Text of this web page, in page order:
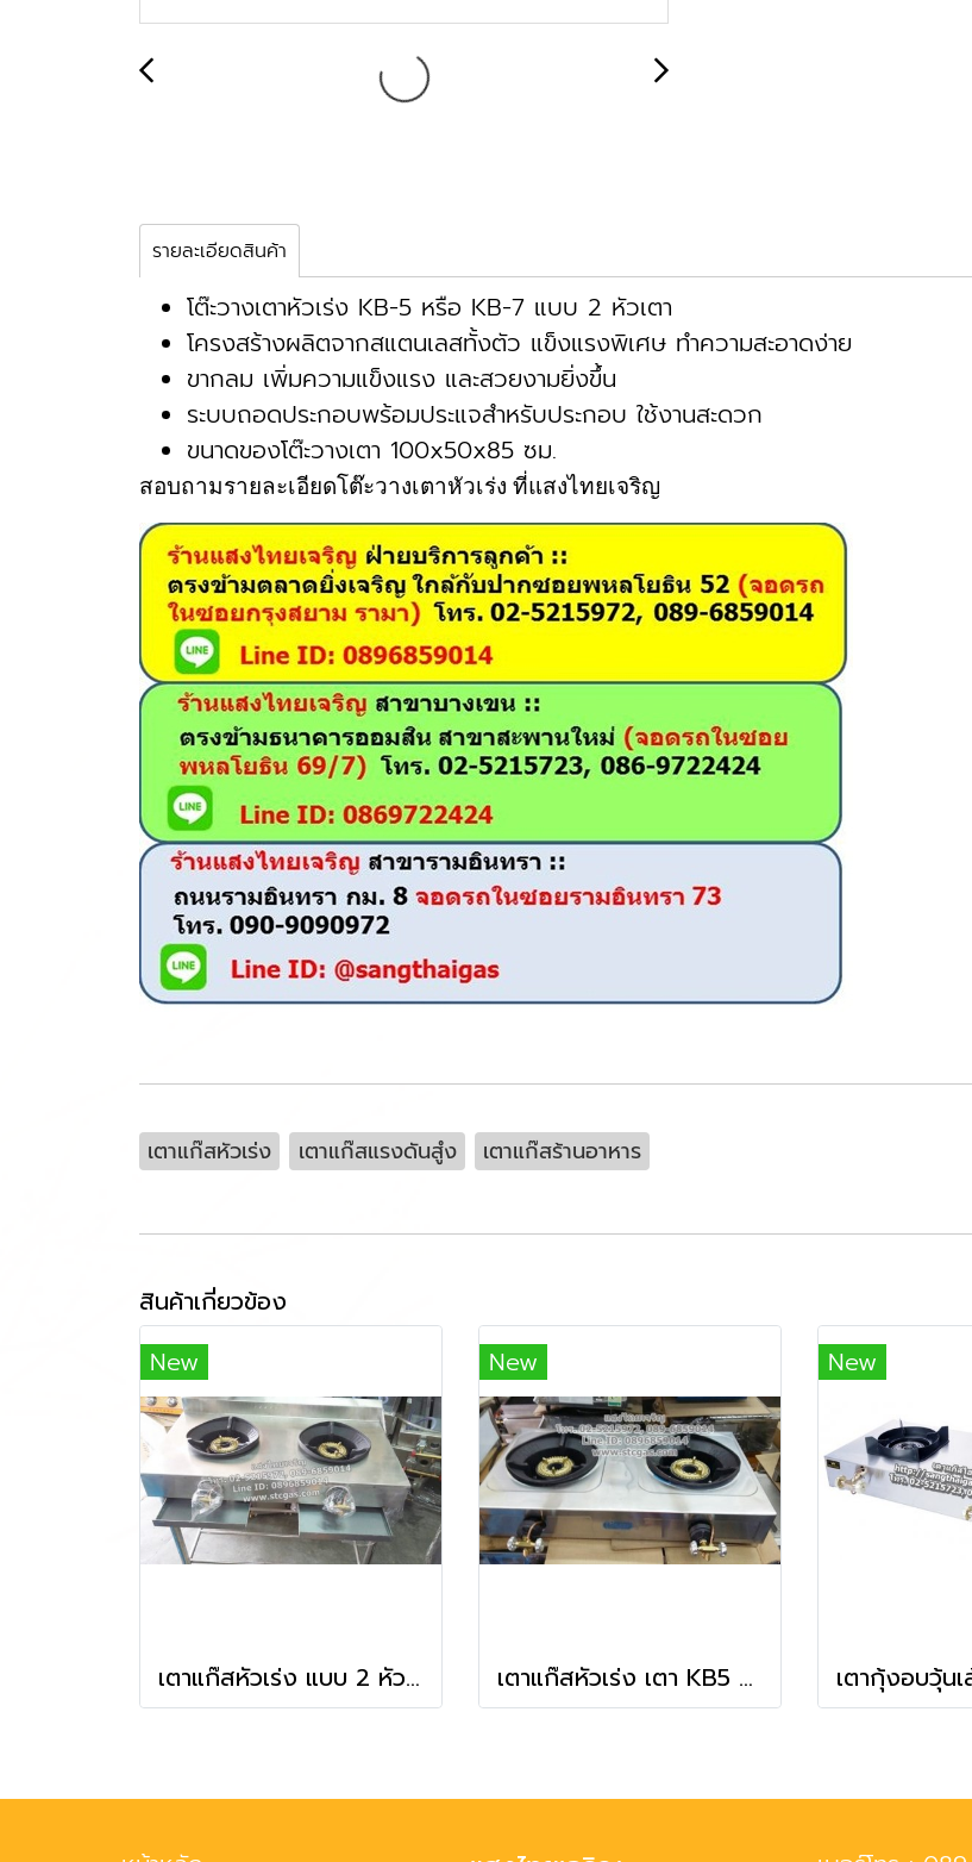
รายละเอียดสินค้า
โต๊ะวางเตาหัวเร่ง KB-5 หรือ KB-7 แบบ 2 หัวเตา
โครงสร้างผลิตจากสแตนเลสทั้งตัว แข็งแรงพิเศษ ทำความสะอาดง่าย
ขากลม เพิ่มความแข็งแรง และสวยงามยิ่งขึ้น
ระบบถอดประกอบพร้อมประแจสำหรับประกอบ ใช้งานสะดวก
ขนาดของโต๊ะวางเตา 100x50x85 ซม.
สอบถามรายละเอียดโต๊ะวางเตาหัวเร่ง ที่แสงไทยเจริญ
เตาแก๊สหัวเร่ง เตาแก๊สแรงดันสํูง เตาแก๊สร้านอาหาร
สินค้าเกี่ยวข้อง
New
เตาแก๊สหัวเร่ง แบบ 2 หัวเตา พร้อมโต๊ะวางเตา+ถาดรองอาหาร
New
เตาแก๊สหัวเร่ง เตา KB5 แบบ 2 หัวเตา ยี่ห้อไมโคร
New